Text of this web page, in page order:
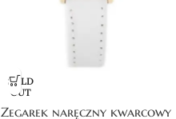
SOLD
OUT
Zegarek naręczny kwarcowy